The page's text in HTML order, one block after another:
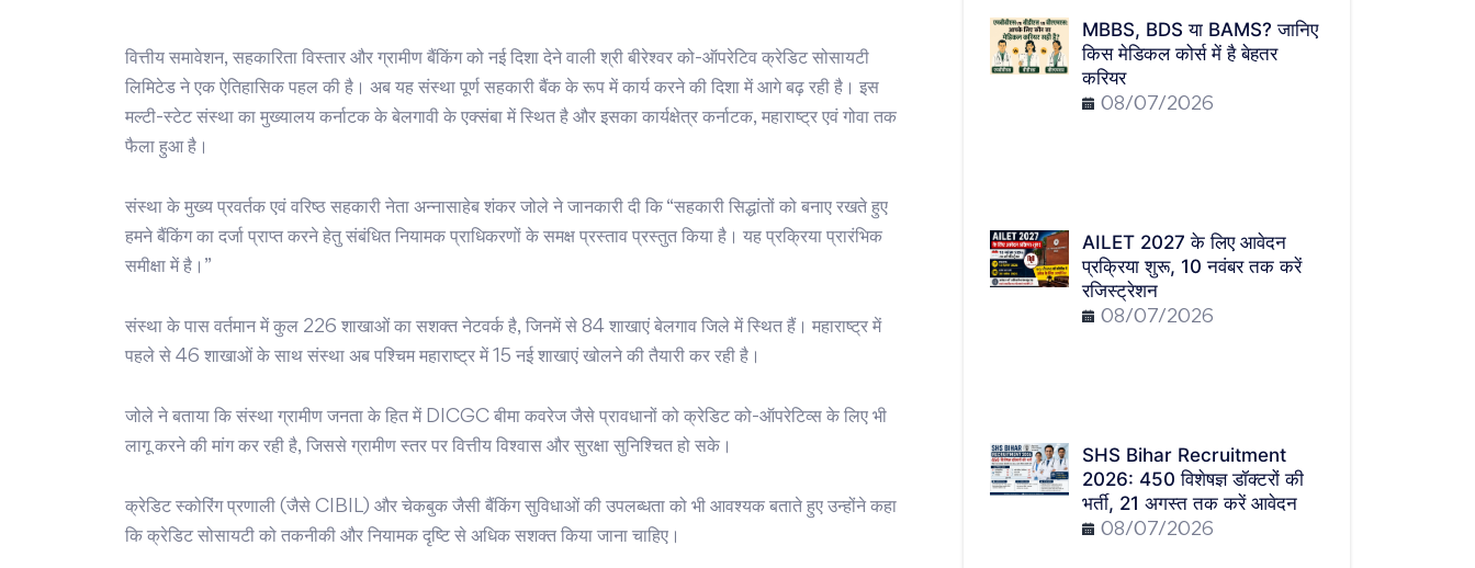
वित्तीय समावेशन, सहकारिता विस्तार और ग्रामीण बैंकिंग को नई दिशा देने वाली श्री बीरेश्वर को-ऑपरेटिव क्रेडिट सोसायटी
लिमिटेड ने एक ऐतिहासिक पहल की है। अब यह संस्था पूर्ण सहकारी बैंक के रूप में कार्य करने की दिशा में आगे बढ़ रही है। इस
मल्टी-स्टेट संस्था का मुख्यालय कर्नाटक के बेलगावी के एक्संबा में स्थित है और इसका कार्यक्षेत्र कर्नाटक, महाराष्ट्र एवं गोवा तक
फैला हुआ है।
संस्था के मुख्य प्रवर्तक एवं वरिष्ठ सहकारी नेता अन्नासाहेब शंकर जोले ने जानकारी दी कि “सहकारी सिद्धांतों को बनाए रखते हुए
हमने बैंकिंग का दर्जा प्राप्त करने हेतु संबंधित नियामक प्राधिकरणों के समक्ष प्रस्ताव प्रस्तुत किया है। यह प्रक्रिया प्रारंभिक
समीक्षा में है।”
संस्था के पास वर्तमान में कुल 226 शाखाओं का सशक्त नेटवर्क है, जिनमें से 84 शाखाएं बेलगाव जिले में स्थित हैं। महाराष्ट्र में
पहले से 46 शाखाओं के साथ संस्था अब पश्चिम महाराष्ट्र में 15 नई शाखाएं खोलने की तैयारी कर रही है।
जोले ने बताया कि संस्था ग्रामीण जनता के हित में DICGC बीमा कवरेज जैसे प्रावधानों को क्रेडिट को-ऑपरेटिव्स के लिए भी
लागू करने की मांग कर रही है, जिससे ग्रामीण स्तर पर वित्तीय विश्वास और सुरक्षा सुनिश्चित हो सके।
क्रेडिट स्कोरिंग प्रणाली (जैसे CIBIL) और चेकबुक जैसी बैंकिंग सुविधाओं की उपलब्धता को भी आवश्यक बताते हुए उन्होंने कहा
कि क्रेडिट सोसायटी को तकनीकी और नियामक दृष्टि से अधिक सशक्त किया जाना चाहिए।
MBBS, BDS या BAMS? जानिए
किस मेडिकल कोर्स में है बेहतर
करियर
08/07/2026
AILET 2027 के लिए आवेदन
प्रक्रिया शुरू, 10 नवंबर तक करें
रजिस्ट्रेशन
08/07/2026
SHS Bihar Recruitment
2026: 450 विशेषज्ञ डॉक्टरों की
भर्ती, 21 अगस्त तक करें आवेदन
08/07/2026